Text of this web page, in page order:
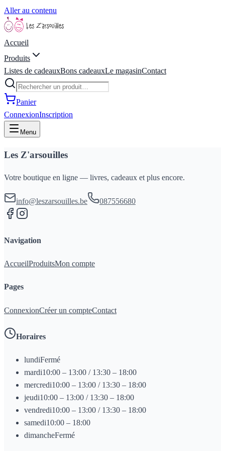
Aller au contenu
Accueil
Produits
Listes de cadeauxBons cadeauxLe magasinContact
Panier
ConnexionInscription
Menu
Les Z'arsouilles
Votre boutique en ligne — livres, cadeaux et plus encore.
info@leszarsouilles.be 087556680
Navigation
AccueilProduitsMon compte
Pages
ConnexionCréer un compteContact
Horaires
lundiFermé
mardi10:00 – 13:00 / 13:30 – 18:00
mercredi10:00 – 13:00 / 13:30 – 18:00
jeudi10:00 – 13:00 / 13:30 – 18:00
vendredi10:00 – 13:00 / 13:30 – 18:00
samedi10:00 – 18:00
dimancheFermé